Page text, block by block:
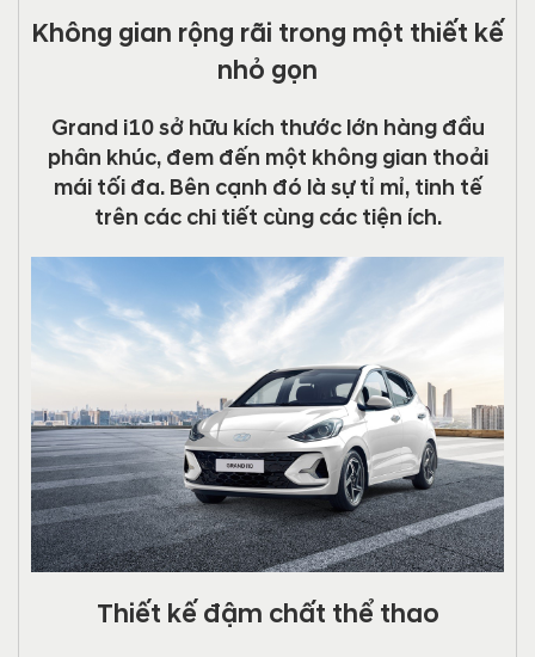
Không gian rộng rãi trong một thiết kế
nhỏ gọn
Grand i10 sở hữu kích thước lớn hàng đầu
phân khúc, đem đến một không gian thoải
mái tối đa. Bên cạnh đó là sự tỉ mỉ, tinh tế
trên các chi tiết cùng các tiện ích.
Thiết kế đậm chất thể thao